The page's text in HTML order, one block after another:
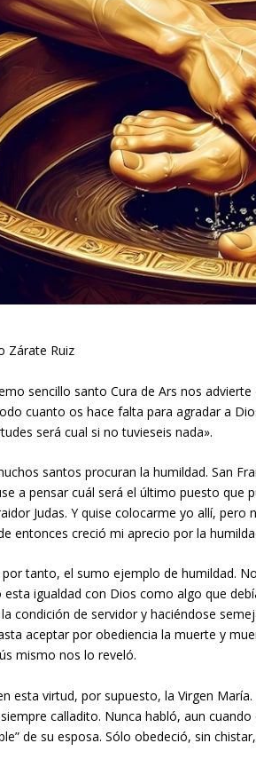
Zárate Ruiz
sencillo santo Cura de Ars nos
cuanto os hace falta para agradar a
será cual si no tuvieseis nada».
santos procuran la humildad. San
a pensar cuál será el último puesto que
Judas. Y quise colocarme yo allí,
entonces creció mi aprecio por la
tanto, el sumo ejemplo de humildad.
esta igualdad con Dios como algo que
condición de servidor y haciéndose
aceptar por obediencia la muerte y
mismo nos lo reveló.
esta virtud, por supuesto, la Virgen
calladito. Nunca habló, aun
de su esposa. Sólo obedeció, sin